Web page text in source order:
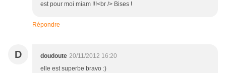
est pour moi miam !!!<br /> Bises !
Répondre
D doudoute 20/11/2012 16:20
elle est superbe bravo :)